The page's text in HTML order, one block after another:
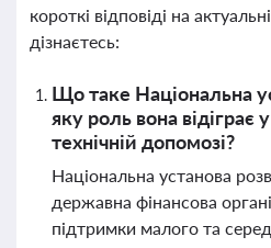
короткі відповіді на
дізнаєтесь:
Що таке Національна
яку роль вона відіграє
технічній допомозі?
Національна установа
державна фінансова
підтримки малого та